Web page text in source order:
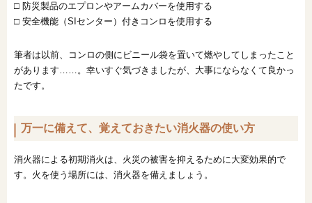
□ 防災製品のエプロンやアームカバーを使用する
□ 安全機能（SIセンター）付きコンロを使用する
筆者は以前、コンロの側にビニール袋を置いて燃やしてしまったこと
があります……。幸いすぐ気づきましたが、大事にならなくて良かっ
たです。
万一に備えて、覚えておきたい消火器の使い方
消火器による初期消火は、火災の被害を抑えるために大変効果的で
す。火を使う場所には、消火器を備えましょう。